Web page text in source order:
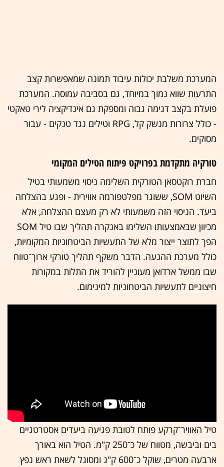
המערכת משלבת יכולות עיבוד תמונה שמאפשרות קצב
התרעות שווא נמוך במיוחד, גם בסביבה עמוסה. המערכת
פועלת בקצב דגימה גבוה ומספקת גם אינדיקציה לירי טאקטי
- כולל צרורות מנשק קל, RPG וטילים נגד טנקים - עבור
מסוקים.
טורקיה מתקדמת בפרויקט פיתוח הטילים המקומי
חברת רוקטסאן הטורקית השלימה ניסוי משמעותי בטיל
השיוט SOM, ששוגר מפלטפורמה אווירית - ופגע בהצלחה
ביעד. הניסוי הזה משמעותי לא רק מעצם ההצלחה, אלא
מכיוון שבאמצעותו השלימו באנקרה תהליך שבו טיל SOM
הפך לתוצר ייצור מלא של התעשיות הביטחוניות המקומיות,
כולל מערכת ההנעה. הדבר משקף תהליך טורקי ארוך־טווח
שבו ממשל ארדואן מעוניין להוריד את התלות במקורות
חיצוניים לתעשיות הביטחוניות למינימום.
טיל האוויר־קרקע פותח לטובת פגיעה ביעדים אסטרטגיים
בים וביבשה, מטווח של כ־250 ק"מ. הטיל הוא באורך
ארבעה מטרים, שוקל כ־600 ק"ג ומסוגל לשאת ראש נפץ